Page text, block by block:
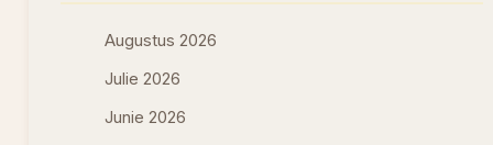
Augustus 2026
Julie 2026
Junie 2026